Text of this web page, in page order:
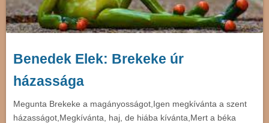
Benedek Elek: Brekeke úr
házassága
Megunta Brekeke a magányosságot,Igen megkívánta a szent
házasságot,Megkívánta, haj, de hiába kívánta,Mert a béka